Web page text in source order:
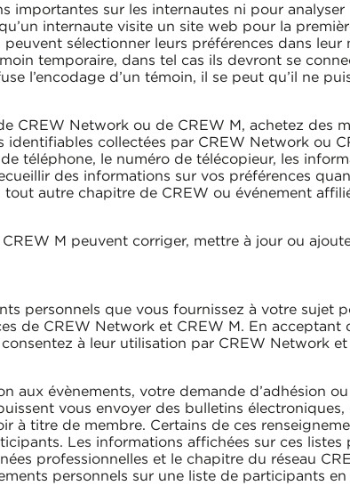
sur les internautes ni pour analyser
internaute visite un site web pour la
sélectionner leurs préférences dans leur
temporaire, dans tel cas ils devront se
l’encodage d’un témoin, il se peut qu’il ne
CREW Network ou de CREW M, achetez des
collectées par CREW Network ou
téléphone, le numéro de télécopieur, les
des informations sur vos préférences
autre chapitre de CREW ou événement
M peuvent corriger, mettre à jour ou
personnels que vous fournissez à votre sujet
de CREW Network et CREW M. En acceptant
à leur utilisation par CREW Network
aux évènements, votre demande d’adhésion
vous envoyer des bulletins électroniques,
à titre de membre. Certains de ces
Les informations affichées sur ces
professionnelles et le chapitre du réseau
personnels sur une liste de participants